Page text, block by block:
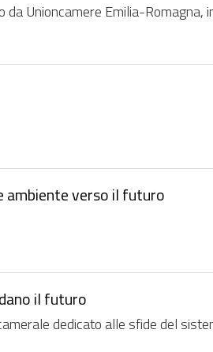
Unioncamere Emilia-Romagna,
ambiente verso il futuro
il futuro
dedicato alle sfide del